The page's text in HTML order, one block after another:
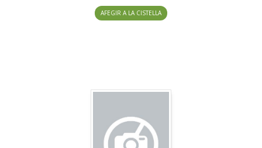
AFEGIR A LA CISTELLA